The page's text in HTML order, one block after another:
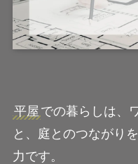
平屋 での暮らしは、
と、庭とのつながり
力です。